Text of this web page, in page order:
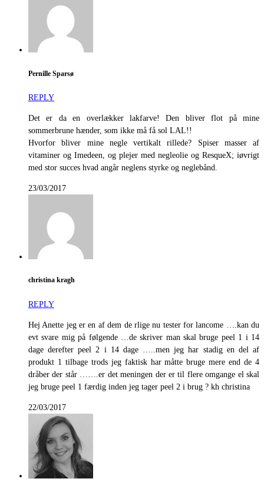
Pernille Sparsø
REPLY
Det er da en overlækker lakfarve! Den bliver flot på mine
sommerbrune hænder, som ikke må få sol LAL!!
Hvorfor bliver mine negle vertikalt rillede? Spiser masser af
vitaminer og Imedeen, og plejer med negleolie og ResqueX; iøvrigt
med stor succes hvad angår neglens styrke og neglebånd.
23/03/2017
christina kragh
REPLY
Hej Anette jeg er en af dem de rlige nu tester for lancome ….kan du
evt svare mig på følgende …de skriver man skal bruge peel 1 i 14
dage derefter peel 2 i 14 dage …..men jeg har stadig en del af
produkt 1 tilbage trods jeg faktisk har måtte bruge mere end de 4
dråber der står …….er det meningen der er til flere omgange el skal
jeg bruge peel 1 færdig inden jeg tager peel 2 i brug ? kh christina
22/03/2017